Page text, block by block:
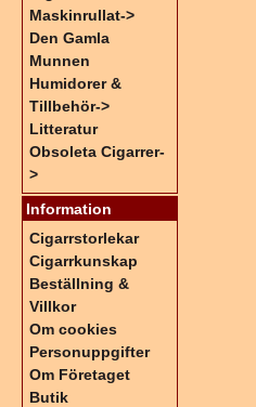
Maskinrullat->
Den Gamla
Munnen
Humidorer &
Tillbehör->
Litteratur
Obsoleta Cigarrer-
>
Information
Cigarrstorlekar
Cigarrkunskap
Beställning &
Villkor
Om cookies
Personuppgifter
Om Företaget
Butik